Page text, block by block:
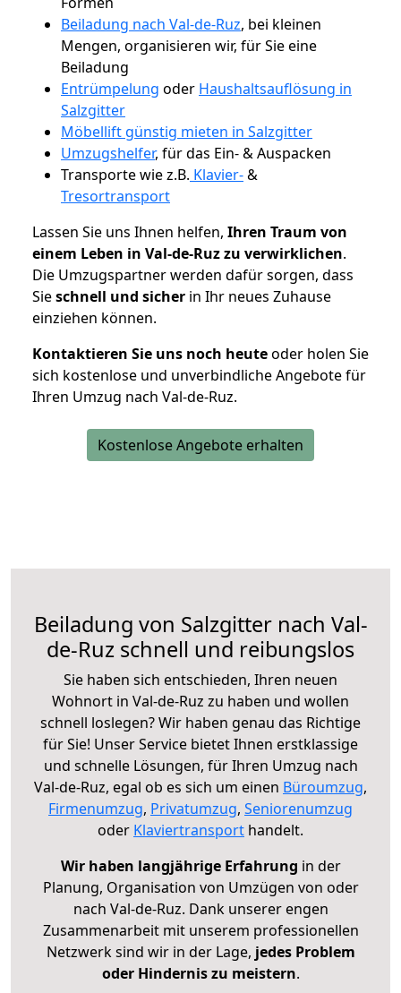
Beiladung nach Val-de-Ruz, bei kleinen
Mengen, organisieren wir, für Sie eine
Beiladung
Entrümpelung oder Haushaltsauflösung in
Salzgitter
Möbellift günstig mieten in Salzgitter
Umzugshelfer, für das Ein- & Auspacken
Transporte wie z.B. Klavier-&
Tresortransport
Lassen Sie uns Ihnen helfen, Ihren Traum von
einem Leben in Val-de-Ruz zu verwirklichen.
Die Umzugspartner werden dafür sorgen, dass
Sieschnell und sicher in Ihr neues Zuhause
einziehen können.
Kontaktieren Sie uns noch heuteoder holen Sie
sich kostenlose und unverbindliche Angebote für
Ihren Umzug nach Val-de-Ruz.
Kostenlose Angebote erhalten
Beiladung von Salzgitter nach Val-
de-Ruz schnell und reibungslos
Sie haben sich entschieden, Ihren neuen
Wohnort in Val-de-Ruz zu haben und wollen
schnell loslegen? Wir haben genau das Richtige
für Sie! Unser Service bietet Ihnen erstklassige
und schnelle Lösungen, für Ihren Umzug nach
Val-de-Ruz, egal ob es sich um einen Büroumzug,
Firmenumzug, Privatumzug, Seniorenumzug
oder Klaviertransport handelt.
Wir haben langjährige Erfahrung in der
Planung, Organisation von Umzügen von oder
nach Val-de-Ruz. Dank unserer engen
Zusammenarbeit mit unserem professionellen
Netzwerk sind wir in der Lage, jedes Problem
oder Hindernis zu meistern.